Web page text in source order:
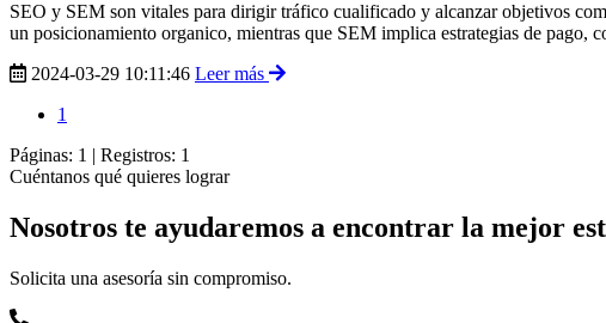
SEO y SEM son vitales para dirigir tráfico cualificado y alcanzar objetivos
un posicionamiento organico, mientras que SEM implica estrategias de pago,
2024-03-29 10:11:46 Leer más
1
Páginas: 1 | Registros: 1
Cuéntanos qué quieres lograr
Nosotros te ayudaremos a encontrar la mejor
Solicita una asesoría sin compromiso.